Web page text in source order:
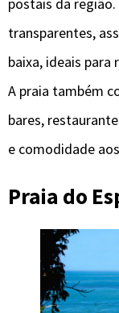
transparentes,
baixa, ideais para
A praia também
bares,
e comodidade
Praia do